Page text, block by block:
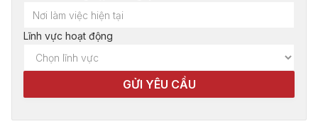
Lĩnh vực hoạt động